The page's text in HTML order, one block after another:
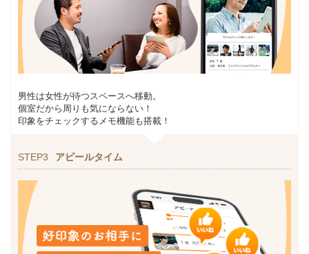
男性は女性が待つスペースへ移動。
個室だから周りも気にならない！
印象をチェックするメモ機能も搭載！
STEP3 アピールタイム